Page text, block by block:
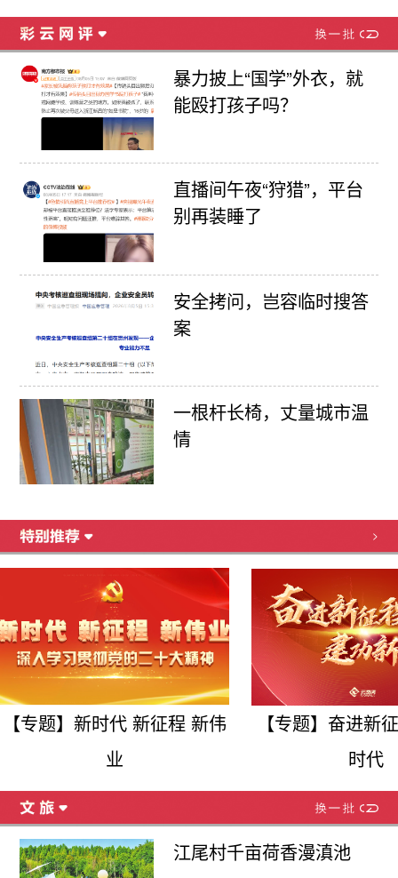
暴力披上“国学”外衣，就
能殴打孩子吗？
直播间午夜“狩猎”，平台
别再装睡了
安全拷问，岂容临时搜答
案
一根杆长椅，丈量城市温
情
>
【专题】新时代 新征程 新伟
业
【专题】奋进新
时代
江尾村千亩荷香漫滇池